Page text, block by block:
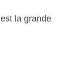
la grande